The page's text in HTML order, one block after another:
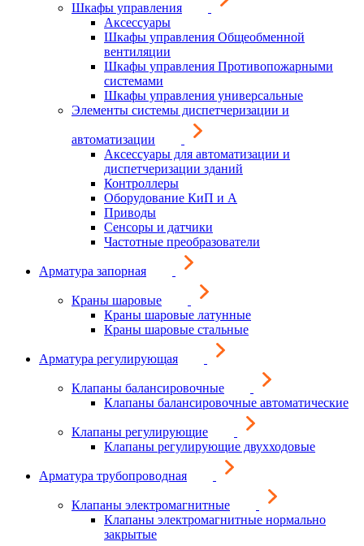
Шкафы управления
Аксессуары
Шкафы управления Общеобменной
вентиляции
Шкафы управления Противопожарными
системами
Шкафы управления универсальные
Элементы системы диспетчеризации и
автоматизации
Аксессуары для автоматизации и
диспетчеризации зданий
Контроллеры
Оборудование КиП и А
Приводы
Сенсоры и датчики
Частотные преобразователи
Арматура запорная
Краны шаровые
Краны шаровые латунные
Краны шаровые стальные
Арматура регулирующая
Клапаны балансировочные
Клапаны балансировочные автоматические
Клапаны регулирующие
Клапаны регулирующие двухходовые
Арматура трубопроводная
Клапаны электромагнитные
Клапаны электромагнитные нормально
закрытые